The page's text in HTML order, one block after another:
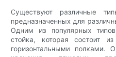
Существуют различные
предназначенных для
Одним из популярных типов
стойка, которая состоит
горизонтальными полками.